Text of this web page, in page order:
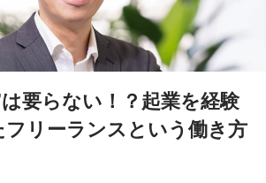
要らない！？起業を経験
リーランスという働き方